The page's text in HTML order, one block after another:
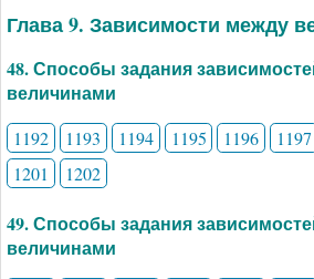
Глава 9. Зависимости между
48. Способы задания
величинами
1192 1193 1194 1195 1196 1197
1201
1202
49. Способы задания
величинами